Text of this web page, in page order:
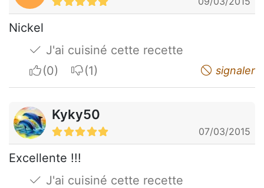
Nickel
J'ai cuisiné cette recette
I apreciateI do not appreciate signaler
Kyky50
07/03/2015
Excellente !!!
J'ai cuisiné cette recette